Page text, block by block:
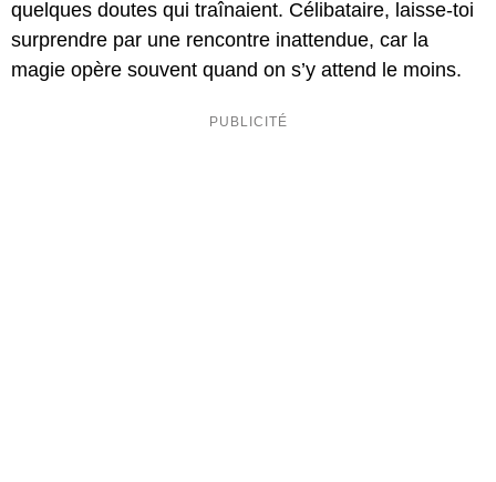
quelques doutes qui traînaient. Célibataire, laisse-toi
surprendre par une rencontre inattendue, car la
magie opère souvent quand on s’y attend le moins.